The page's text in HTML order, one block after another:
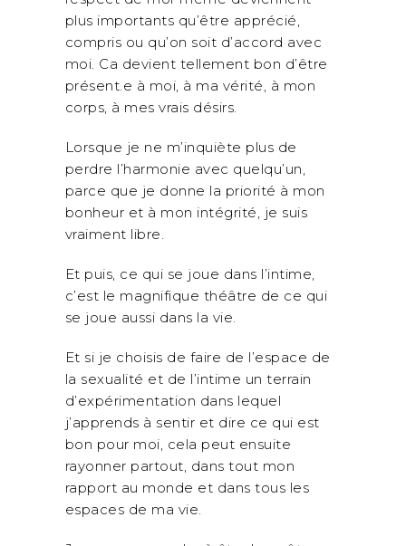
plus importants qu’être apprécié,
compris ou qu’on soit d’accord avec
moi. Ca devient tellement bon d’être
présent.e à moi, à ma vérité, à mon
corps, à mes vrais désirs.
Lorsque je ne m’inquiète plus de
perdre l’harmonie avec quelqu’un,
parce que je donne la priorité à mon
bonheur et à mon intégrité, je suis
vraiment libre.
Et puis, ce qui se joue dans l’intime,
c’est le magnifique théâtre de ce qui
se joue aussi dans la vie.
Et si je choisis de faire de l’espace de
la sexualité et de l’intime un terrain
d’expérimentation dans lequel
j’apprends à sentir et dire ce qui est
bon pour moi, cela peut ensuite
rayonner partout, dans tout mon
rapport au monde et dans tous les
espaces de ma vie.